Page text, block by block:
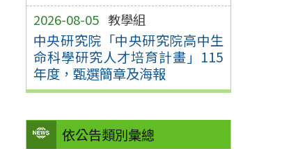
2026-08-05 教學組
中央研究院「中央研究院高中生
命科學研究人才培育計畫」115
年度，甄選簡章及海報
依公告類別彙總